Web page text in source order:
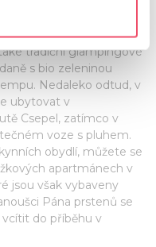
scanning it for
data is processed
section
and ads, to
to analyse our traffic.
use of our site with
analytics partners who
that you’ve
from your use
tradiční glampingové
s bio zeleninou
Nedaleko odtud, v
ubytovat v
Csepel, zatímco v
voze s pluhem.
obydlí, můžete se
apartmánech v
jsou však vybaveny
Pána prstenů se
do příběhu v